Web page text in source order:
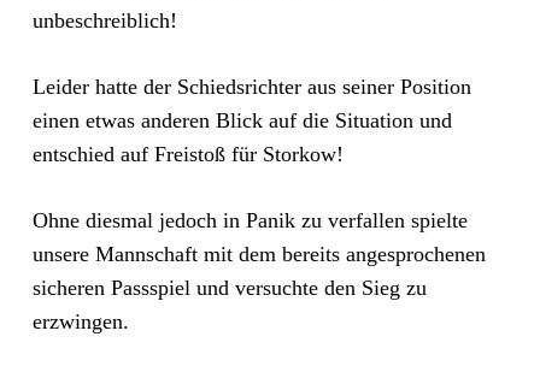
unbeschreiblich!
Leider hatte der Schiedsrichter aus seiner Position
einen etwas anderen Blick auf die Situation und
entschied auf Freistoß für Storkow!
Ohne diesmal jedoch in Panik zu verfallen spielte
unsere Mannschaft mit dem bereits angesprochenen
sicheren Passspiel und versuchte den Sieg zu
erzwingen.